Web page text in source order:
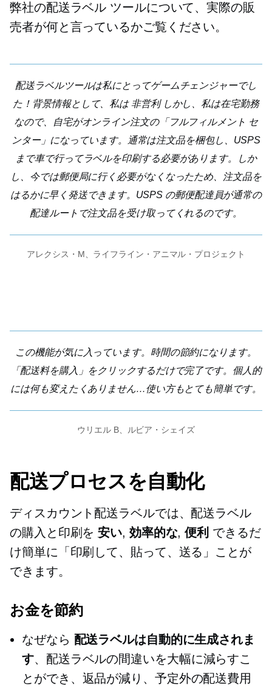
弊社の配送ラベル ツールについて、実際の販
売者が何と言っているかご覧ください。
配送ラベルツールは私にとってゲームチェンジャーでし
た！背景情報として、私は 非営利しかし、私は在宅勤務
なので、自宅がオンライン注文の「フルフィルメント セ
ンター」になっています。通常は注文品を梱包し、USPS
まで車で行ってラベルを印刷する必要があります。しか
し、今では郵便局に行く必要がなくなったため、注文品を
はるかに早く発送できます。USPS の郵便配達員が通常の
配達ルートで注文品を受け取ってくれるのです。
アレクシス・M、ライフライン・アニマル・プロジェクト
この機能が気に入っています。時間の節約になります。
「配送料を購入」をクリックするだけで完了です。個人的
には何も変えたくありません…使い方もとても簡単です。
ウリエル B、ルビア・シェイズ
配送プロセスを自動化
ディスカウント配送ラベルでは、配送ラベル
の購入と印刷を安い, 効率的な,便利 できるだ
け簡単に「印刷して、貼って、送る」ことが
できます。
お金を節約
なぜなら 配送ラベルは自動的に生成されま
す、配送ラベルの間違いを大幅に減らすこ
とができ、返品が減り、予定外の配送費用